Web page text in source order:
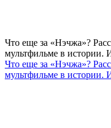
Что еще за «Нэчжа»?
мультфильме в истории.
Что еще за «Нэчжа»?
мультфильме в истории.